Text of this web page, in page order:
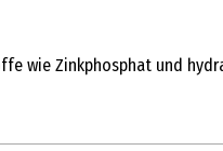
wie Zinkphosphat und